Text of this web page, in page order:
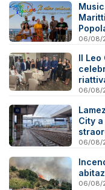
06/08/
Il Leo
06/08/
City
06/08/
06/08/